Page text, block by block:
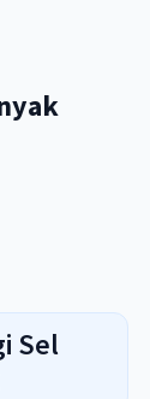
Sel